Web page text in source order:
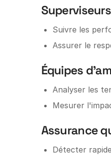
Suivre les
Assurer le
Équipes
Analyser les
Mesurer
Assurance
Détecter